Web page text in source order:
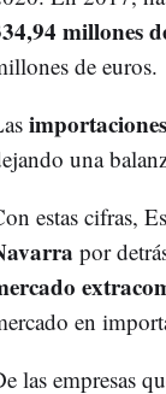
millones
de euros.
importaciones
una
estas cifras,
por
en
las empresas